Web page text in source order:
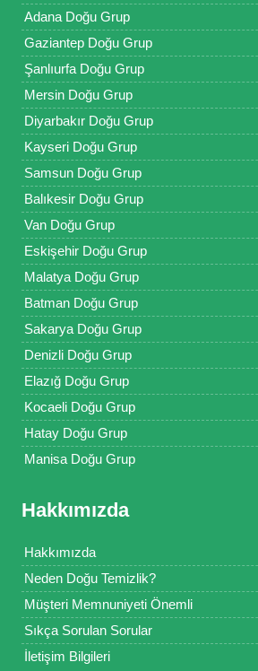
Adana Doğu Grup
Gaziantep Doğu Grup
Şanlıurfa Doğu Grup
Mersin Doğu Grup
Diyarbakır Doğu Grup
Kayseri Doğu Grup
Samsun Doğu Grup
Balıkesir Doğu Grup
Van Doğu Grup
Eskişehir Doğu Grup
Malatya Doğu Grup
Batman Doğu Grup
Sakarya Doğu Grup
Denizli Doğu Grup
Elazığ Doğu Grup
Kocaeli Doğu Grup
Hatay Doğu Grup
Manisa Doğu Grup
Hakkımızda
Hakkımızda
Neden Doğu Temizlik?
Müşteri Memnuniyeti Önemli
Sıkça Sorulan Sorular
İletişim Bilgileri